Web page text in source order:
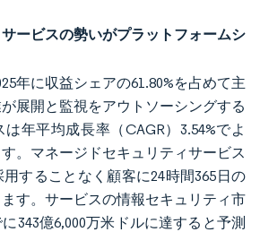
ービスの勢いがプラットフォームシ
年に収益シェアの61.80%を占めて主
展開と監視をアウトソーシングする
年平均成長率（CAGR）3.54%でよ
。マネージドセキュリティサービス
することなく顧客に24時間365日の
す。サービスの情報セキュリティ市
343億6,000万米ドルに達すると予測